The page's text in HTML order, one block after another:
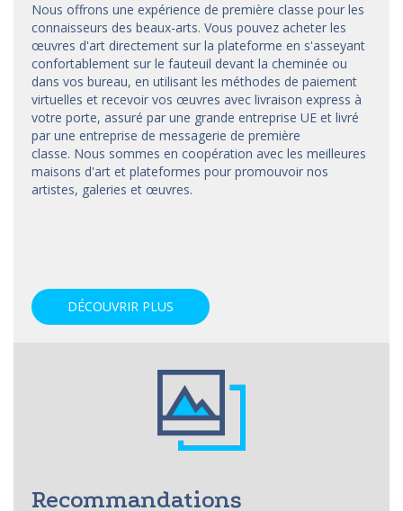
Nous offrons une expérience de première classe pour les
connaisseurs des beaux-arts. Vous pouvez acheter les
œuvres d'art directement sur la plateforme en s'asseyant
confortablement sur le fauteuil devant la cheminée ou
dans vos bureau, en utilisant les méthodes de paiement
virtuelles et recevoir vos œuvres avec livraison express à
votre porte, assuré par une grande entreprise UE et livré
par une entreprise de messagerie de première
classe. Nous sommes en coopération avec les meilleures
maisons d'art et plateformes pour promouvoir nos
artistes, galeries et œuvres.
DÉCOUVRIR PLUS
Recommandations